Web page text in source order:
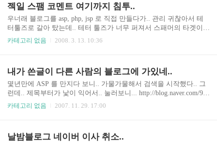
록 했다.. 앞으로는 태터툴즈 업그래이드 할필요가 없겠구나~~ 음..
도메인을 blog.nalbam.com 으로 바꾸는 방법도 있을듯 한데.... 오늘
은 여기까지...
젝일 스팸 코멘트 여기까지 침투..
우너래 블로그를 asp, php, jsp 로 직접 만들다가.. 관리 귀찮아서 테
터툴즈로 갈아 탔는데.. 테터 툴즈가 너무 퍼져서 스패머의 타겟이
되는듯.... 다시 블로그툴을 만들어야지... ㅡ.ㅡ;;
카테고리 없음 2008. 3. 13. 10:36
내가 쓴글이 다른 사람의 블로그에 가있네..
몇년만에 ASP 를 만지다 보니.. 가물가물해서 검색을 시작했다.. 그
런데.. 제목부터가 낯이 익어서.. 눌러보니... http://blog.naver.com/9s
won/100028721895 오래전에 내가 쓴글이다.. 원래 이 블로그에 썼던
earch.naver.com/search.naver?where=webkr&sm=tab_jum&query=AS
카테고리 없음 2007. 11. 29. 17:00
날밤블로그 네이버 이사 취소..